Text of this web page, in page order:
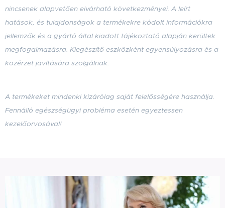
nincsenek alapvetően elvárható következményei. A leírt
hatások, és tulajdonságok a termékekre kódolt információkra
jellemzők és a gyártó által kiadott tájékoztató alapján kerültek
megfogalmazásra. Kiegészítő eszközként egyensúlyozásra és a
közérzet javítására szolgálnak.
A termékeket mindenki kizárólag saját felelősségére használja.
Fennálló egészségügyi probléma esetén egyeztessen
kezelőorvosával!